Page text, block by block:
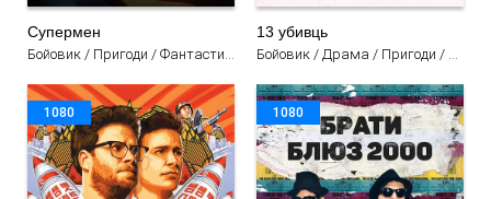
Супермен 13 убивць
1080 1080